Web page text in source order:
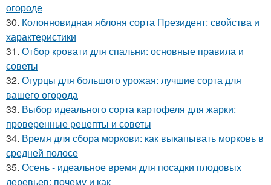
огороде
30. Колонновидная яблоня сорта Президент: свойства и
характеристики
31. Отбор кровати для спальни: основные правила и
советы
32. Огурцы для большого урожая: лучшие сорта для
вашего огорода
33. Выбор идеального сорта картофеля для жарки:
проверенные рецепты и советы
34. Время для сбора моркови: как выкапывать морковь в
средней полосе
35. Осень - идеальное время для посадки плодовых
деревьев: почему и как